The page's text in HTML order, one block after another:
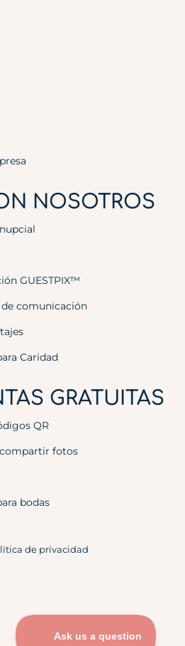
NOSOTROS
GUESTPIX™
comunicación
Caridad
GRATUITAS
QR
fotos
bodas
de privacidad